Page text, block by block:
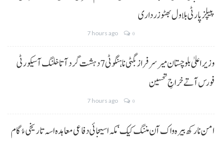
پیپلز پارٹی بلاول بھٹو زرداری
7 hours ago 0
وزیراعلیٰ بلوچستان میر سرفراز بگٹی نا ہنگو ٹی 7 دہشت گرد آتا خلنگ آ سیکورٹی
فورس آتے خراجِ تحسین
7 hours ago 0
امن نا رکھ بیرہ واک آن مننگ کیک‘ مکہ اسیجائی دفاعی معاہدہ اسہ تاریخی ءُ گام